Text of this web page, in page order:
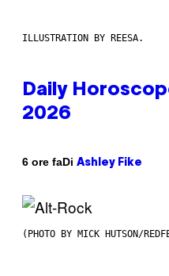
ILLUSTRATION BY REESA.
Daily
2026
6 ore faDi Ashley Fike
(PHOTO BY MICK HUTSON/